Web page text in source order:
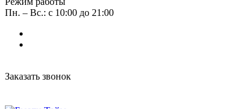
Пн. – Вс.: с 10:00 до 21:00
Заказать звонок